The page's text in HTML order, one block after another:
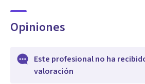
Opiniones
Este profesional no ha
valoración